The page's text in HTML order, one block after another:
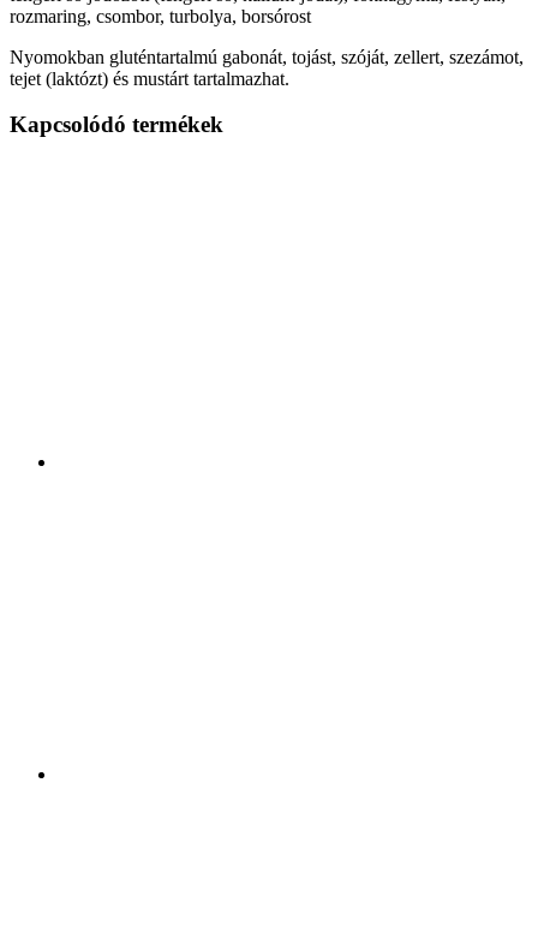
rozmaring, csombor, turbolya, borsórost
Nyomokban gluténtartalmú gabonát, tojást, szóját, zellert, szezámot,
tejet (laktózt) és mustárt tartalmazhat.
Kapcsolódó termékek